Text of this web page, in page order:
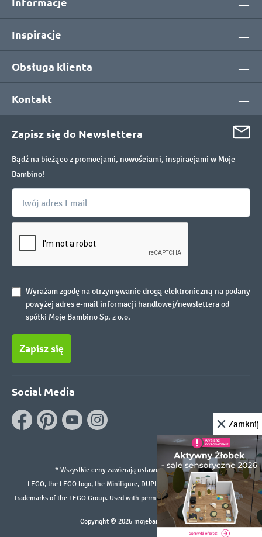
Inspiracje
Obsługa klienta
Kontakt
Zapisz się do Newslettera
Bądź na bieżąco z promocjami, nowościami, inspiracjami w Moje
Bambino!
Wyrażam zgodę na otrzymywanie drogą elektroniczną na podany
powyżej adres e-mail informacji handlowej/newslettera od
spółki Moje Bambino Sp. z o.o.
Zapisz się
Social Media
* Wszystkie ceny zawierają ustawowy podatek VAT.
LEGO, the LEGO logo, the Minifigure, DUPLO, and the SPIKE logo are
trademarks of the LEGO Group. Used with permission. ©2026 The LEGO Group
Copyright © 2026 mojebambino.pl
Zamknij